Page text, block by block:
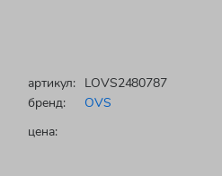
артикул: LOVS2480787
бренд:
OVS
цена: